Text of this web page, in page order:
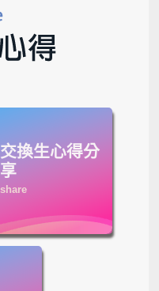
交換生心得分
享